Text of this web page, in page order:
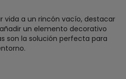
vida a un rincón vacío, destacar
un elemento decorativo
son la solución perfecta para